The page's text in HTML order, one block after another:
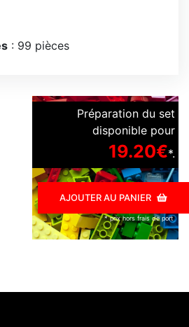
: 99 pièces
Préparation du set
disponible pour
19.20€*.
AJOUTER AU PANIER
* prix hors frais de port